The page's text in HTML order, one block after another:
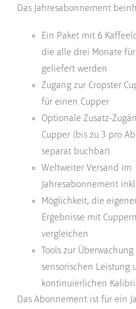
Das Jahresabonnement
Ein Paket mit 6
die alle drei Monate
geliefert werden
Zugang zur Cropster
für einen Cupper
Optionale Zusatz-
Cupper (bis zu 3 pro
separat buchbar)
Weltweiter Versand im
Jahresabonnement
Möglichkeit, die
Ergebnisse mit
vergleichen
Tools zur
sensorischen Leistung
kontinuierlichen
Das Abonnement ist für ein